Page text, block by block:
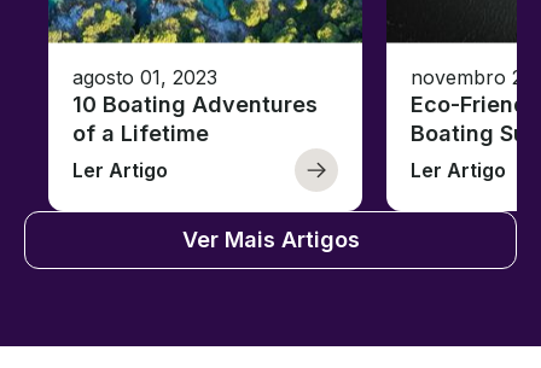
agosto 01, 2023
10 Boating Adventures
of a Lifetime
Ler Artigo
novembro
Eco-
Boating
Ler Artigo
Ver Mais Artigos